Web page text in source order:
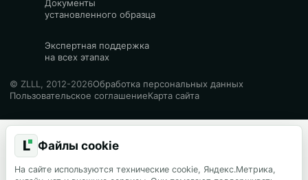
Документы
установленного образца
Экспертная поддержка
на всех этапах
© ZLLL, 2012-2026Обработка персональных данных
Пользовательское соглашениеКарта сайта
L Файлы cookie
На сайте используются технические cookie, Яндекс.Метрика,